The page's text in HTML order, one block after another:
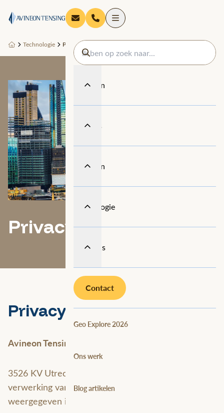
Diensten
Thema's
Sectoren
Technologie
Over ons
Contact
Geo Explore 2026
Ons werk
Blog artikelen
Technologie Privacy Policy
Privacy Policy
Privacyverklaring
Avineon Tensing, gevestigd aan Winthontlaan 1
3526 KV Utrecht, is verantwoordelijk voor de
verwerking van persoonsgegevens zoals
weergegeven in deze privacyverklaring.